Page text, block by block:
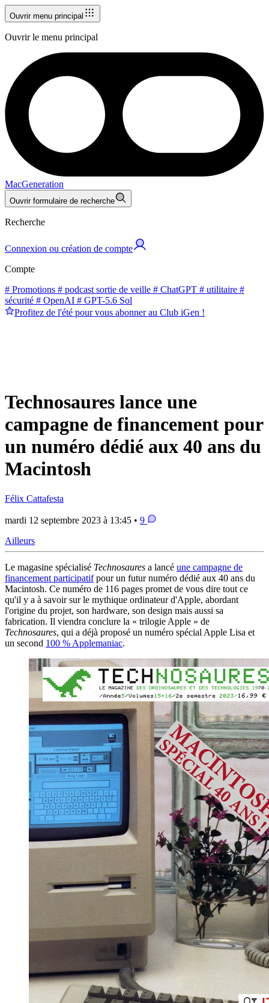
Ouvrir menu principal
Ouvrir le menu principal
MacGeneration
Ouvrir formulaire de recherche
Recherche
Connexion ou création de compte
Compte
# Promotions # podcast sortie de veille # ChatGPT # utilitaire #
sécurité # OpenAI # GPT-5.6 Sol
Profitez de l'été pour vous abonner au Club iGen !
Technosaures lance une
campagne de financement pour
un numéro dédié aux 40 ans du
Macintosh
Félix Cattafesta
mardi 12 septembre 2023 à 13:45 • 9
Ailleurs
Le magasine spécialisé Technosaures a lancé une campagne de
financement participatifpour un futur numéro dédié aux 40 ans du
Macintosh. Ce numéro de 116 pages promet de vous dire tout ce
qu'il y a à savoir sur le mythique ordinateur d'Apple, abordant
l'origine du projet, son hardware, son design mais aussi sa
fabrication. Il viendra conclure la « trilogie Apple » de
Technosaures, qui a déjà proposé un numéro spécial Apple Lisa et
un second 100 % Applemaniac.